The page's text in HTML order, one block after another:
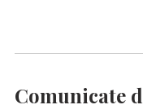
Comunicate